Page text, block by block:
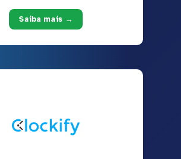
Saiba mais →